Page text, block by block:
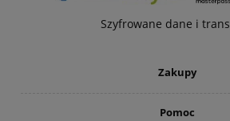
Szyfrowane dane i
Zakupy
Pomoc